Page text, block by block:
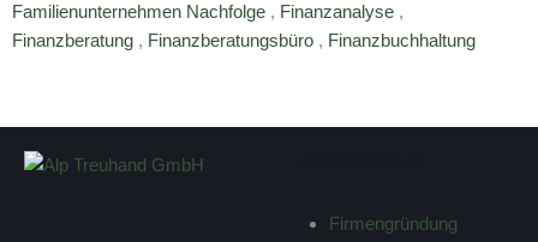
Familienunternehmen Nachfolge , Finanzanalyse ,
Finanzberatung , Finanzberatungsbüro , Finanzbuchhaltung
Firmengründung